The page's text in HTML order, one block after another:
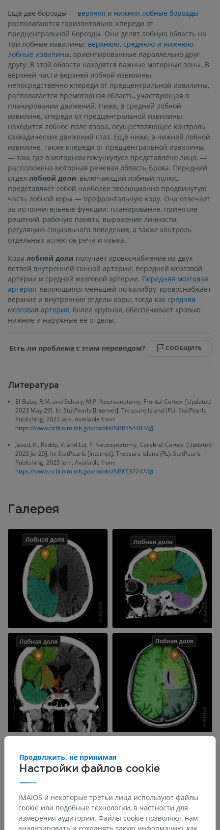
Ещё две борозды — верхняя и нижняя лобные борозды —
располагаются горизонтально, кпереди от
предцентральной борозды. Они делят лобную область на
три лобные извилины: верхнюю, среднюю и нижнюю
лобные извилины, ориентированные параллельно друг
другу. В этой области находятся важные моторные зоны. В
верхней части верхней лобной извилины,
непосредственно кпереди от предцентральной извилины,
располагается премоторная область, участвующая в
планировании движений. Ниже, в средней лобной
извилине, кпереди от предцентральной извилины,
находится лобное поле взора, осуществляющее контроль
саккадических движений глаз. Ещё ниже, в нижней лобной
извилине, также кпереди от предцентральной извилины,
— там, где в моторном гомункулусе представлено лицо, —
расположена моторная речевая область Брока. Передний
отдел лобной доли, включающий лобный полюс,
представляет собой наиболее эволюционно продвинутую
часть лобной коры — префронтальную кору. Она отвечает
за исполнительные функции: планирование, принятие
решений, рабочую память, выражение личности,
регуляцию социального поведения, а также контроль
отдельных аспектов речи и языка.
Кора лобной доли получает кровоснабжение из двух
ветвей внутренней сонной артерии: передней мозговой
артерии и средней мозговой артерии. Передняя мозговая
артерия, являющаяся меньшей по калибру, кровоснабжает
верхние и внутренние отделы коры, тогда как средняя
мозговая артерия, более крупная, обеспечивает кровью
нижние и наружные её отделы.
Есть ли проблема с этим переводом? СООБЩИТЬ
Литература
El-Baba, R.M. and Schury, M.P. Neuroanatomy, Frontal Cortex. [Updated
2023 May 29]. In: StatPearls [Internet]. Treasure Island (FL): StatPearls
Publishing; 2023 Jan-. Available from:
https://www.ncbi.nlm.nih.gov/books/NBK554483/
Javed, K., Reddy, V. and Lui, F. Neuroanatomy, Cerebral Cortex. [Updated
2023 Jul 25]. In: StatPearls [Internet]. Treasure Island (FL): StatPearls
Publishing; 2023 Jan-. Available from:
https://www.ncbi.nlm.nih.gov/books/NBK537247/
Галерея
Настройки файлов cookie
Продолжить, не принимая
IMAIOS и некоторые третьи лица используют файлы
cookie или подобные технологии, в частности для
измерения аудитории. Файлы cookie позволяют нам